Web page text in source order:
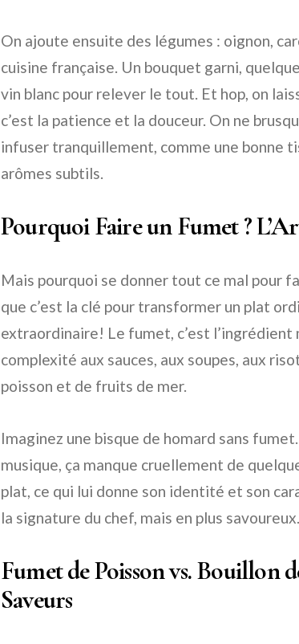
On ajoute ensuite des légumes : oignon,
cuisine française. Un bouquet garni,
vin blanc pour relever le tout. Et hop, on
c’est la patience et la douceur. On ne
infuser tranquillement, comme une bonne
arômes subtils.
Pourquoi Faire un Fumet ?
Mais pourquoi se donner tout ce mal pour
que c’est la clé pour transformer un plat
extraordinaire! Le fumet, c’est
complexité aux sauces, aux soupes, aux
poisson et de fruits de mer.
Imaginez une bisque de homard sans
musique, ça manque cruellement de
plat, ce qui lui donne son identité et son
la signature du chef, mais en plus savoureux.
Fumet de Poisson vs. Bouillon
Saveurs